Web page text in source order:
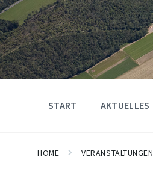
START AKTUELLES
HOME VERANSTALTUNGEN